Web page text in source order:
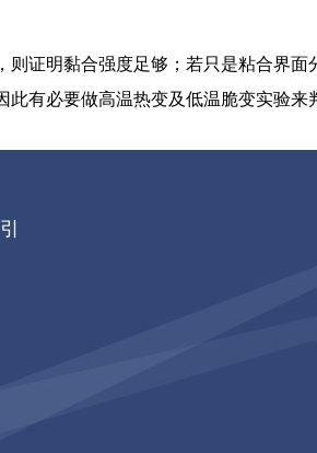
证明黏合强度足够；若只是粘合界面
有必要做高温热变及低温脆变实验来